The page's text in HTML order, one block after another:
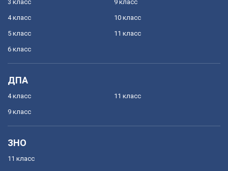
3 класс
4 класс
5 класс
6 класс
9 класс
10 класс
11 класс
ДПА
4 класс
9 класс
11 класс
ЗНО
11 класс